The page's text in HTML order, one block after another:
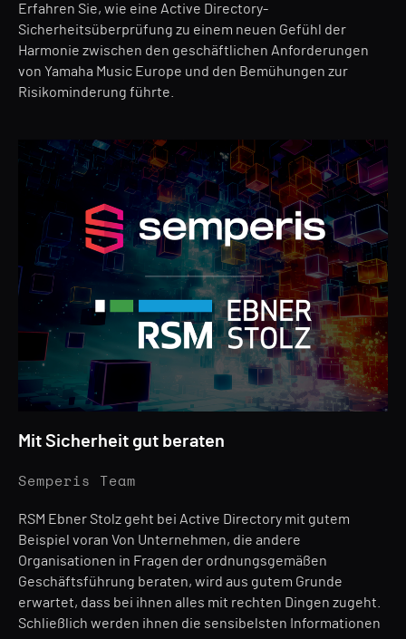
Erfahren Sie, wie eine Active Directory-
Sicherheitsüberprüfung zu einem neuen Gefühl der
Harmonie zwischen den geschäftlichen Anforderungen
von Yamaha Music Europe und den Bemühungen zur
Risikominderung führte.
Mit Sicherheit gut beraten
Semperis Team
RSM Ebner Stolz geht bei Active Directory mit gutem
Beispiel voran Von Unternehmen, die andere
Organisationen in Fragen der ordnungsgemäßen
Geschäftsführung beraten, wird aus gutem Grunde
erwartet, dass bei ihnen alles mit rechten Dingen zugeht.
Schließlich werden ihnen die sensibelsten Informationen